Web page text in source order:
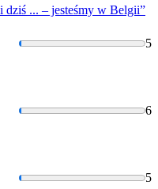
dziś ... – jesteśmy w Belgii”
5
6
5